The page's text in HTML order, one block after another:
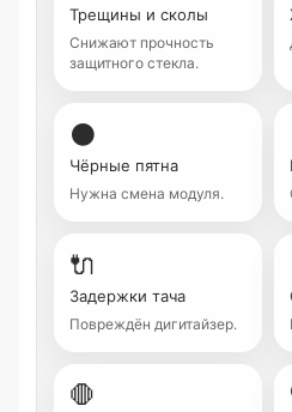
Трещины и сколы
Снижают прочность
защитного стекла.
⚫
Чёрные пятна
Нужна смена модуля.
🔌
Задержки тача
Повреждён дигитайзер.
🛑